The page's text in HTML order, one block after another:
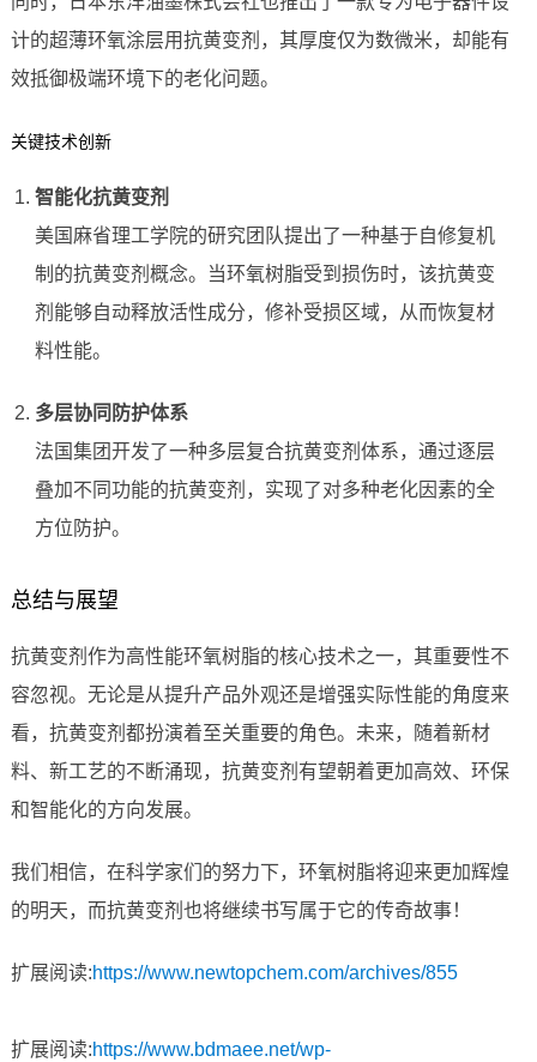
计的超薄环氧涂层用抗黄变剂，其厚度仅为数微米，却能有
效抵御极端环境下的老化问题。
关键技术创新
智能化抗黄变剂
美国麻省理工学院的研究团队提出了一种基于自修复机
制的抗黄变剂概念。当环氧树脂受到损伤时，该抗黄变
剂能够自动释放活性成分，修补受损区域，从而恢复材
料性能。
多层协同防护体系
法国集团开发了一种多层复合抗黄变剂体系，通过逐层
叠加不同功能的抗黄变剂，实现了对多种老化因素的全
方位防护。
总结与展望
抗黄变剂作为高性能环氧树脂的核心技术之一，其重要性不
容忽视。无论是从提升产品外观还是增强实际性能的角度来
看，抗黄变剂都扮演着至关重要的角色。未来，随着新材
料、新工艺的不断涌现，抗黄变剂有望朝着更加高效、环保
和智能化的方向发展。
我们相信，在科学家们的努力下，环氧树脂将迎来更加辉煌
的明天，而抗黄变剂也将继续书写属于它的传奇故事！
扩展阅读:https://www.newtopchem.com/archives/855
扩展阅读:https://www.bdmaee.net/wp-